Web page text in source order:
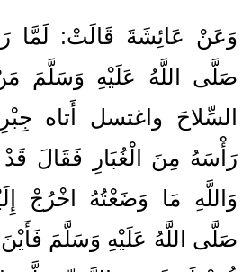
وَعَنْ عَائِشَةَ قَالَتْ: لَمَّا
صَلَّى اللَّهُ عَلَيْهِ وَسَلَّمَ
السِّلاحَ واغتسل أَتاه
رَأْسَهُ مِنَ الْغُبَارِ فَقَالَ
وَاللَّهِ مَا وَضَعْتُهُ اخْرُجْ
صَلَّى اللَّهُ عَلَيْهِ وَسَلَّمَ